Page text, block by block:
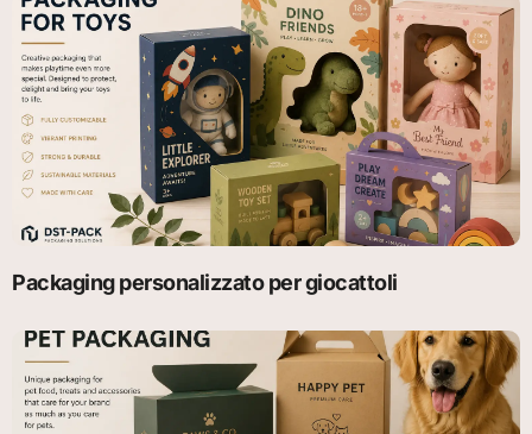
Packaging personalizzato per giocattoli